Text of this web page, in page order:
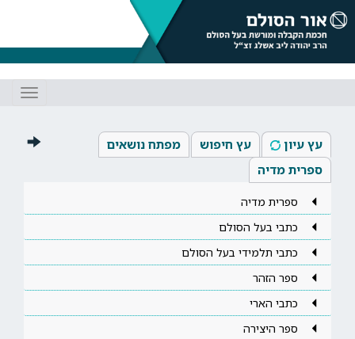
עץ עיון עץ חיפוש
מפתח נושאים
ספרית מדיה
ספרית מדיה
כתבי בעל הסולם
כתבי תלמידי בעל הסולם
ספר הזהר
כתבי הארי
ספר היצירה